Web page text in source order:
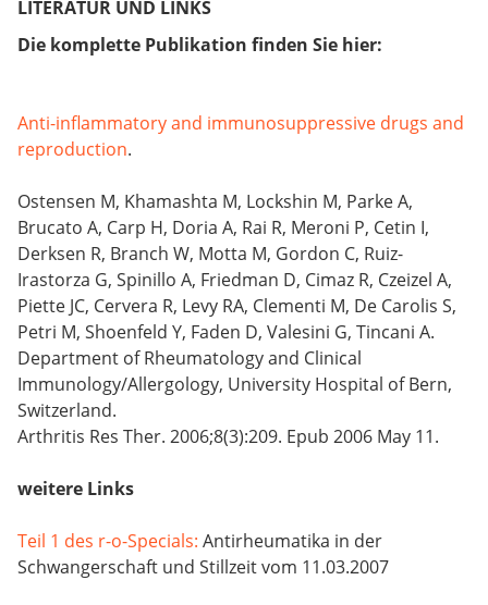
LITERATUR UND LINKS
Die komplette Publikation finden Sie hier:
Anti-inflammatory and immunosuppressive drugs and
reproduction.
Ostensen M, Khamashta M, Lockshin M, Parke A,
Brucato A, Carp H, Doria A, Rai R, Meroni P, Cetin I,
Derksen R, Branch W, Motta M, Gordon C, Ruiz-
Irastorza G, Spinillo A, Friedman D, Cimaz R, Czeizel A,
Piette JC, Cervera R, Levy RA, Clementi M, De Carolis S,
Petri M, Shoenfeld Y, Faden D, Valesini G, Tincani A.
Department of Rheumatology and Clinical
Immunology/Allergology, University Hospital of Bern,
Switzerland.
Arthritis Res Ther. 2006;8(3):209. Epub 2006 May 11.
weitere Links
Teil 1 des r-o-Specials: Antirheumatika in der
Schwangerschaft und Stillzeit vom 11.03.2007